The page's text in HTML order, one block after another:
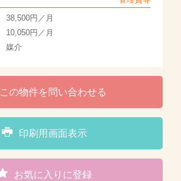
38,500円／月
10,050円／月
媒介
この物件を問い合わせる
印刷用画面表示
お気に入りに登録